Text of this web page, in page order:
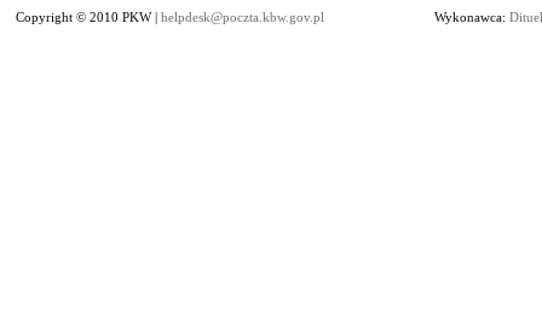
Copyright © 2010 PKW | helpdesk@poczta.kbw.gov.pl Wykonawca: